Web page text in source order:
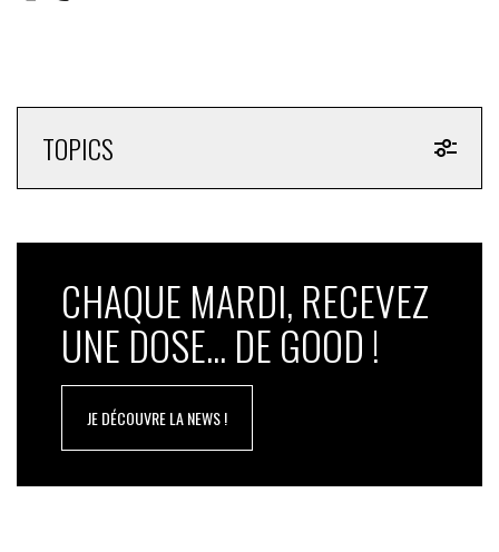
TOPICS
CHAQUE MARDI, RECEVEZ
UNE DOSE... DE GOOD !
JE DÉCOUVRE LA NEWS !